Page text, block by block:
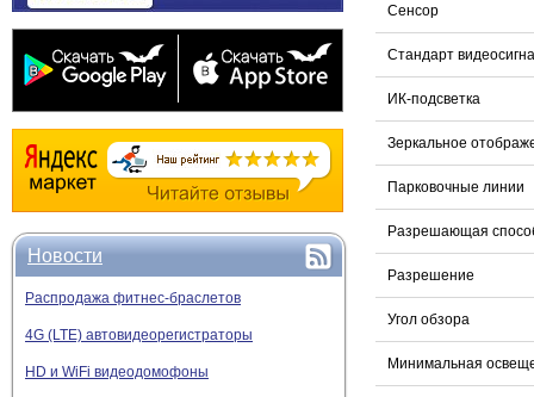
Новости
Распродажа фитнес-браслетов
4G (LTE) автовидеорегистраторы
HD и WiFi видеодомофоны
Сенсор
Стандарт
ИК-подсветка
Зеркальное
Парковочные линии
Разрешающая
Разрешение
Угол обзора
Минимальная